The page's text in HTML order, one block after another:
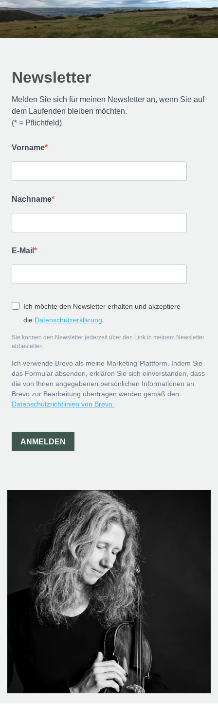
Newsletter
Melden Sie sich für meinen Newsletter an, wenn Sie auf
dem Laufenden bleiben möchten.
(* = Pflichtfeld)
Vorname
Nachname
E-Mail
Ich möchte den Newsletter erhalten und akzeptiere
die Datenschutzerklärung.
Sie können den Newsletter jederzeit über den Link in meinem Newsletter
abbestellen.
Ich verwende Brevo als meine Marketing-Plattform. Indem Sie
das Formular absenden, erklären Sie sich einverstanden, dass
die von Ihnen angegebenen persönlichen Informationen an
Brevo zur Bearbeitung übertragen werden gemäß den
Datenschutzrichtlinien von Brevo.
ANMELDEN